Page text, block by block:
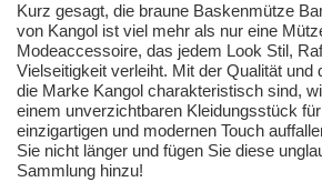
Kurz gesagt, die braune Baskenmütze
von Kangol ist viel mehr als nur eine
Modeaccessoire, das jedem Look Stil,
Vielseitigkeit verleiht. Mit der Qualität und
die Marke Kangol charakteristisch sind,
einem unverzichtbaren Kleidungsstück
einzigartigen und modernen Touch
Sie nicht länger und fügen Sie diese
Sammlung hinzu!